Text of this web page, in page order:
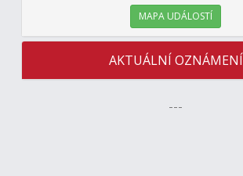
MAPA UDÁLOSTÍ
AKTUÁLNÍ OZNÁMENÍ
---